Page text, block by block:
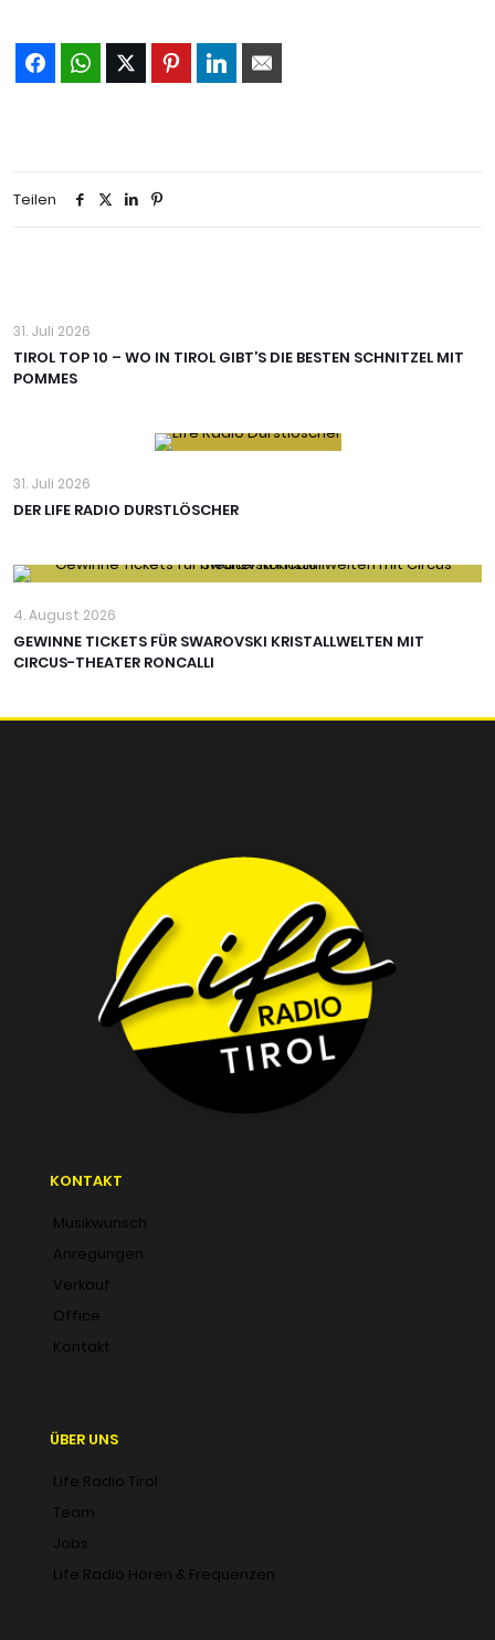
Teilen
31. Juli 2026
TIROL TOP 10 – WO IN TIROL GIBT’S DIE BESTEN SCHNITZEL MIT
POMMES
31. Juli 2026
DER LIFE RADIO DURSTLÖSCHER
4. August 2026
GEWINNE TICKETS FÜR SWAROVSKI KRISTALLWELTEN MIT
CIRCUS-THEATER RONCALLI
KONTAKT
Musikwunsch
Anregungen
Verkauf
Office
Kontakt
ÜBER UNS
Life Radio Tirol
Team
Jobs
Life Radio Hören & Frequenzen